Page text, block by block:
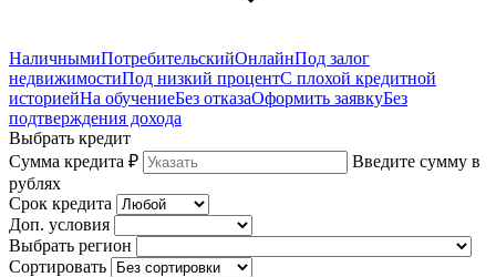
НаличнымиПотребительскийОнлайнПод залог
недвижимостиПод низкий процентС плохой кредитной
историейНа обучениеБез отказаОформить заявкуБез
подтверждения дохода
Выбрать кредит
Сумма кредита ₽
Введите сумму в
рублях
Срок кредита
Доп. условия
Выбрать регион
Сортировать